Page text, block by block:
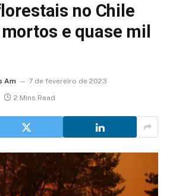
no Chile
e quase mil
Am
7 de fevereiro de 2023
2 Mins Read